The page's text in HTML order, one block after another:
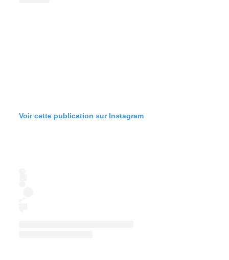
Voir cette publication sur Instagram